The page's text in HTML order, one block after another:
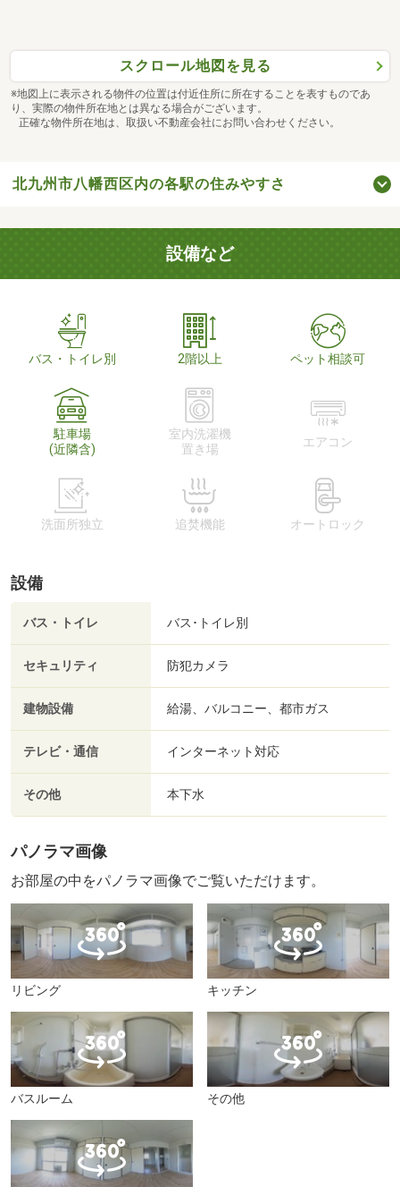
スクロール地図を見る
※地図上に表示される物件の位置は付近住所に所在することを表すものであ
り、実際の物件所在地とは異なる場合がございます。
正確な物件所在地は、取扱い不動産会社にお問い合わせください。
北九州市八幡西区内の各駅の住みやすさ
設備など
バス・トイレ別 2階以上 ペット相談可
駐車場
(近隣含)
室内洗濯機
置き場
エアコン
洗面所独立 追焚機能 オートロック
設備
バス・トイレ バス･トイレ別
セキュリティ 防犯カメラ
建物設備 給湯、バルコニー、都市ガス
テレビ・通信 インターネット対応
その他 本下水
パノラマ画像
お部屋の中をパノラマ画像でご覧いただけます。
リビング キッチン
バスルーム その他